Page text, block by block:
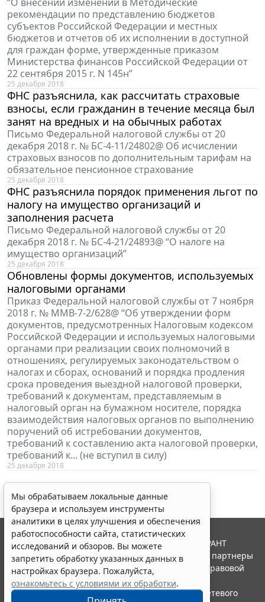
рекомендации по представлению бюджетов
субъектов Российской Федерации и местных
бюджетов и отчетов об их исполнении в доступной
для граждан форме, утвержденные приказом
Министерства финансов Российской Федерации от
22 сентября 2015 г. N 145н”
25 декабря 2018
ФНС разъяснила, как рассчитать страховые
взносы, если гражданин в течение месяца был
занят на вредных и на обычных работах
Письмо Федеральной налоговой службы от 20
декабря 2018 г. № БС-4-11/24802@ Об исчислении
страховых взносов по дополнительным тарифам на
обязательное пенсионное страхование
25 декабря 2018
ФНС разъяснила порядок применения льгот по
налогу на имущество организаций и
заполнения расчета
Письмо Федеральной налоговой службы от 20
декабря 2018 г. № БС-4-21/24893@ “О налоге на
имущество организаций”
25 декабря 2018
Обновлены формы документов, используемых
налоговыми органами
Приказ Федеральной налоговой службы от 7 ноября
2018 г. № ММВ-7-2/628@ “Об утверждении форм
документов, предусмотренных Налоговым кодексом
Российской Федерации и используемых налоговыми
органами при реализации своих полномочий в
отношениях, регулируемых законодательством о
налогах и сборах, оснований и порядка продления
срока проведения выездной налоговой проверки,
требований к документам, представляемым в
налоговый орган на бумажном носителе, порядка
взаимодействия налоговых органов по выполнению
поручений об истребовании документов,
требований к составлению акта налоговой проверки,
требований к... (не вступил в силу)
25 декабря 2018
Мы обрабатываем локальные данные
браузера и используем инструменты
аналитики в целях улучшения и обеспечения
работоспособности сайта, статистических
исследований и обзоров. Вы можете
запретить обработку указанных данных в
настройках браузера. Пожалуйста,
ознакомьтесь с условиями их обработки.
© ООО "НПП "ГАРАНТ-СЕРВИС", 2026. Система ГАРАНТ
выпускается с 1990 года. Компания "Гарант" и ее партнеры
являются участниками Российской ассоциации правовой
информации ГАРАНТ.
Портал ГАРАНТ.РУ зарегистрирован в качестве сетевого